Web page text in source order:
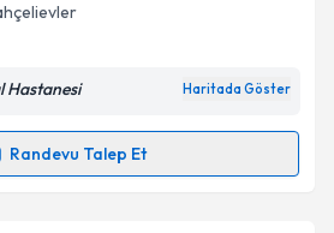
e-posta ile bilgilendireceğiz.
işlenmesine ilişkinAydınlatma
Hastanesi Haritada Göster
Randevu Talep Et
Talebi